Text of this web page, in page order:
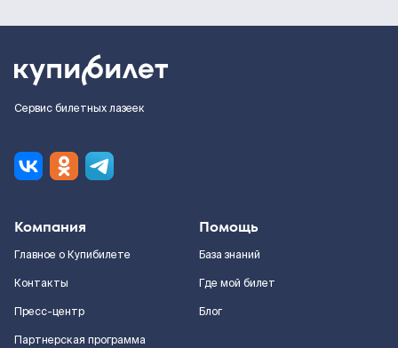
Сервис билетных лазеек
Компания
Главное о Купибилете
Контакты
Пресс-центр
Партнерская программа
Помощь
База знаний
Где мой билет
Блог